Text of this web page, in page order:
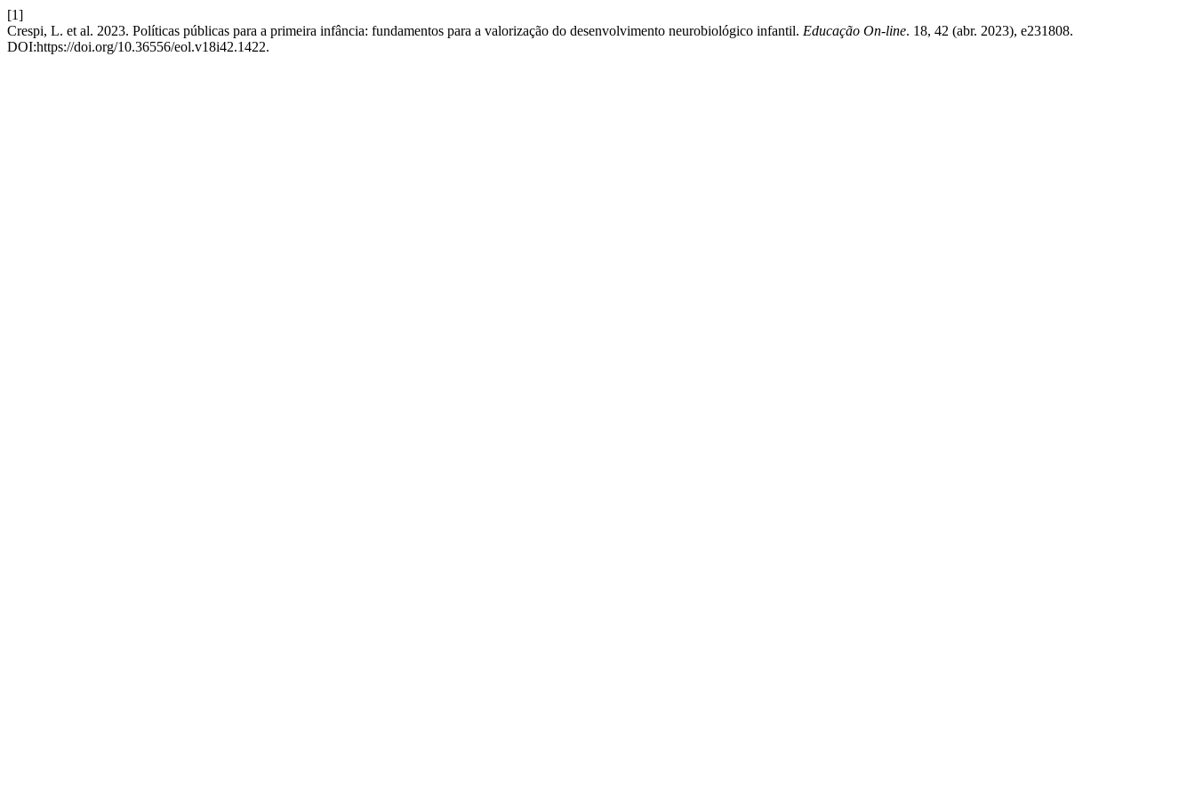
[1]
Crespi, L. et al. 2023. Políticas públicas para a primeira infância: fundamentos para a valorização do desenvolvimento neurobiológico infantil. Educação On-line. 18, 42 (abr. 2023), e231808.
DOI:https://doi.org/10.36556/eol.v18i42.1422.